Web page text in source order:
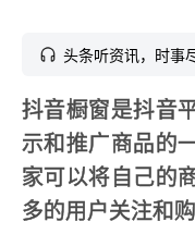
头条听资讯，时事
抖音橱窗是抖音
示和推广商品的
家可以将自己的
多的用户关注和购